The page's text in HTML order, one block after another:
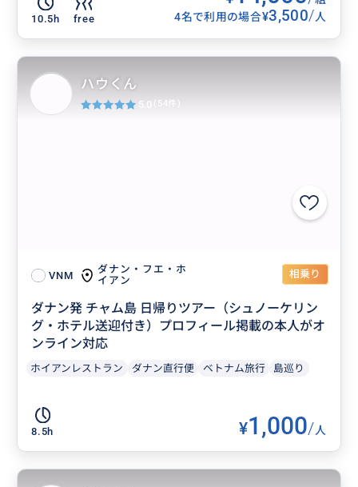
10.5h free
4名で利用の場合¥3,500/人
VNM
ダナン・フエ・ホ
イアン
相乗り
ダナン発 チャム島 日帰りツアー（シュノーケリン
グ・ホテル送迎付き）プロフィール掲載の本人がオ
ンライン対応
ホイアンレストラン ダナン直行便 ベトナム旅行 島巡り
8.5h ¥1,000/人
ハウくん
5.0 (54件)